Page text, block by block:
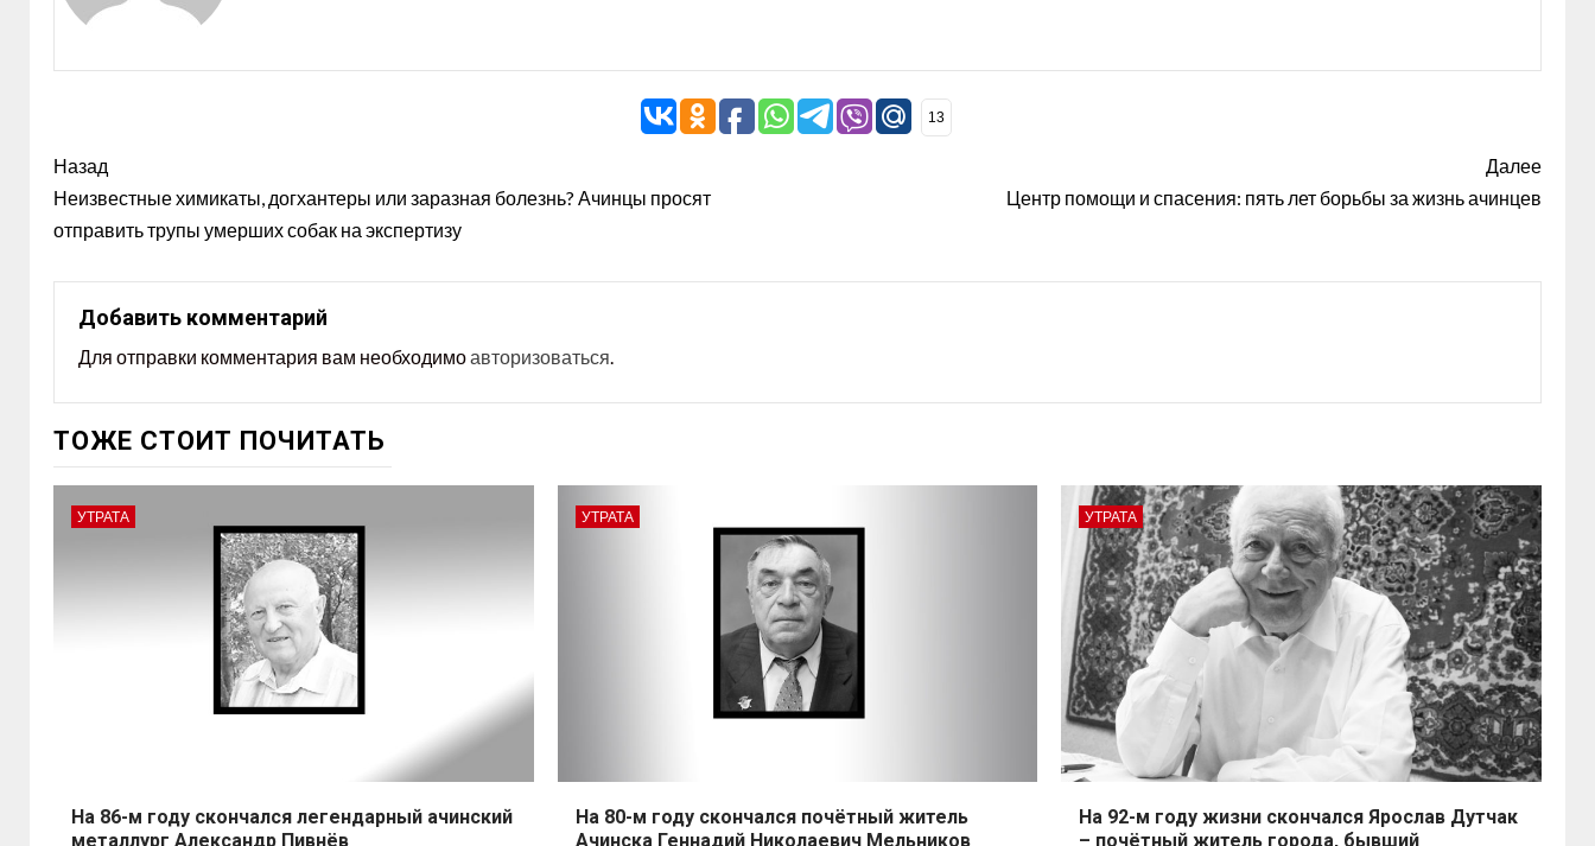
13
Назад
Неизвестные химикаты, догхантеры или заразная болезнь? Ачинцы просят
отправить трупы умерших собак на экспертизу
Далее
Центр помощи и спасения: пять лет борьбы за жизнь ачинцев
Добавить комментарий
Для отправки комментария вам необходимоавторизоваться
ТОЖЕ СТОИТ ПОЧИТАТЬ
УТРАТА
На 86-м году скончался легендарный ачинский
металлург Александр Пивнёв
УТРАТА
На 80-м году скончался почётный житель
Ачинска Геннадий Николаевич Мельников
УТРАТА
На 92-м году жизни скончался Ярослав Дутчак
– почётный житель города, бывший